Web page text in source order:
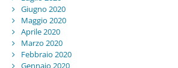
Giugno 2020
Maggio 2020
Aprile 2020
Marzo 2020
Febbraio 2020
Gennaio 2020